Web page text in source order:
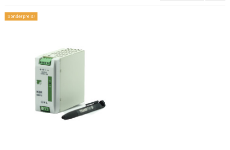
Sonderpreis!